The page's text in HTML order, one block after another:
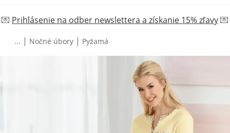
💌 Prihlásenie na odber newslettera a získanie 15% zľavy💌
... | Nočné úbory | Pyžamá